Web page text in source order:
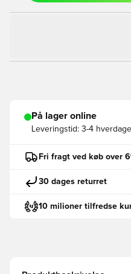
På lager online
Leveringstid: 3-4 hverdage
Fri fragt ved køb over
30 dages returret
10 milioner tilfredse